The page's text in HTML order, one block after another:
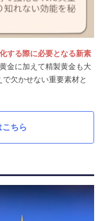
する際に必要となる新素
金に加えて精製黄金も大
欠かせない重要素材と
ちら